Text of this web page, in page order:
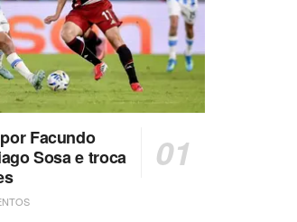
Facundo
Sosa e troca